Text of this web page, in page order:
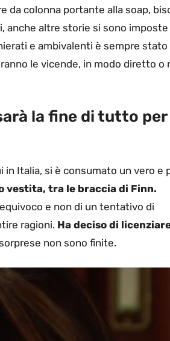
da colonna portante alla soap,
anche altre storie si sono imposte
e ambivalenti è sempre stato
le vicende, in modo diretto o
la fine di tutto per
Italia, si è consumato un vero e
vestita, tra le braccia di Finn.
e non di un tentativo di
ragioni. Ha deciso di
non sono finite.